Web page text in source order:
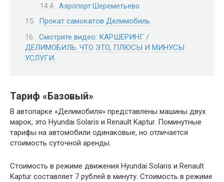
Аэропорт Шереметьево
Прокат самокатов Делимобиль
Смотрите видео: КАРШЕРИНГ /
ДЕЛИМОБИЛЬ. ЧТО ЭТО, ПЛЮСЫ И МИНУСЫ
УСЛУГИ.
Тариф «Базовый»
В автопарке «Делимобиля» представлены машины двух
марок, это Hyundai Solaris и Renault Kaptur. Поминутные
тарифы на автомобили одинаковые, но отличается
стоимость суточной аренды.
Стоимость в режиме движения Hyundai Solaris и Renault
Kaptur составляет 7 рублей в минуту. Стоимость в режиме